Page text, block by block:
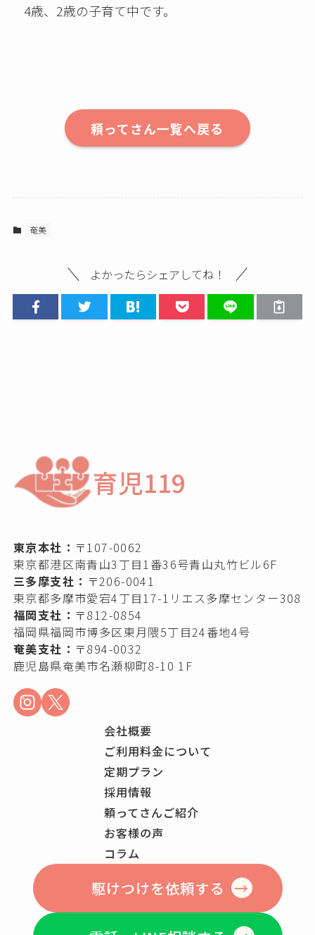
4歳、2歳の子育て中です。
頼ってさん一覧へ戻る
奄美
よかったらシェアしてね！
育児119
東京本社： 〒107-0062
東京都港区南青山3丁目1番36号青山丸竹ビル6F
三多摩支社： 〒206-0041
東京都多摩市愛宕4丁目17-1リエス多摩センター308
福岡支社： 〒812-0854
福岡県福岡市博多区東月隈5丁目24番地4号
奄美支社： 〒894-0032
鹿児島県奄美市名瀬柳町8-10 1F
会社概要
ご利用料金について
定期プラン
採用情報
頼ってさんご紹介
お客様の声
コラム
駆けつけを依頼する